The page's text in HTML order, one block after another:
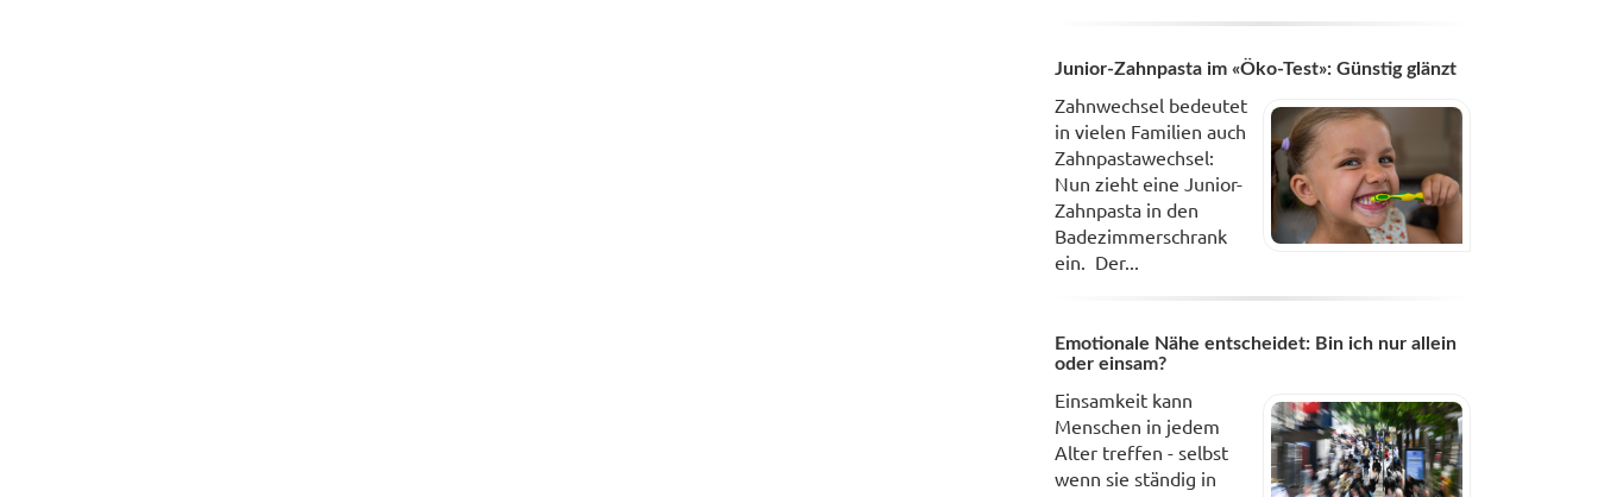
Junior-Zahnpasta im «Öko-Test»: Günstig glänzt
Zahnwechsel bedeutet
in vielen Familien auch
Zahnpastawechsel:
Nun zieht eine Junior-
Zahnpasta in den
Badezimmerschrank
ein. Der...
Emotionale Nähe entscheidet: Bin ich nur allein
oder einsam?
Einsamkeit kann
Menschen in jedem
Alter treffen - selbst
wenn sie ständig in